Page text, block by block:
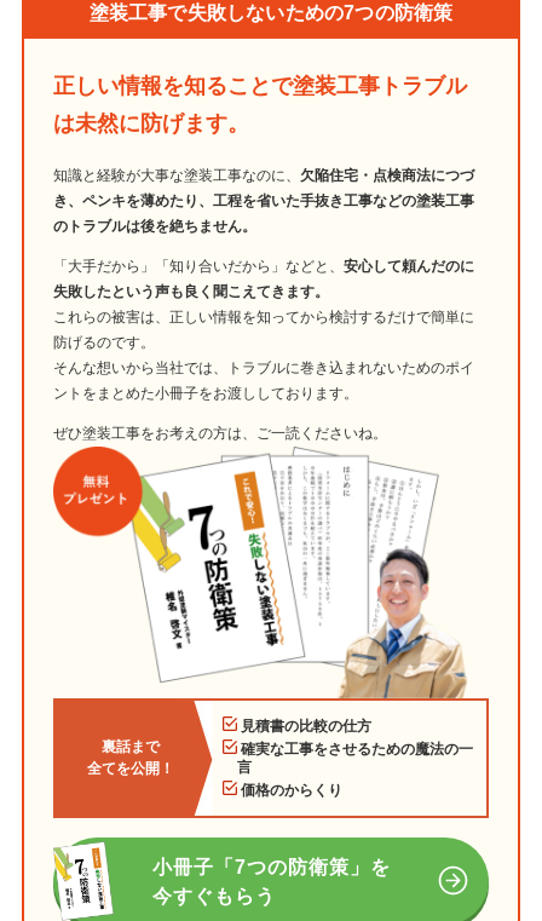
塗装工事で失敗しないための7つの防衛策
正しい情報を知ることで塗装工事トラブル
は未然に防げます。
知識と経験が大事な塗装工事なのに、 欠陥住宅・点検商法につづ
き、ペンキを薄めたり、工程を省いた手抜き工事などの塗装工事
のトラブルは後を絶ちません。
「大手だから」「知り合いだから」などと、安心して頼んだのに
失敗したという声も良く聞こえてきます。
これらの被害は、正しい情報を知ってから検討するだけで簡単に
防げるのです。
そんな想いから当社では、トラブルに巻き込まれないためのポイ
ントをまとめた小冊子をお渡ししております。
ぜひ塗装工事をお考えの方は、ご一読くださいね。
裏話まで
全てを公開！
見積書の比較の仕方
確実な工事をさせるための魔法の一
言
価格のからくり
小冊子「7つの防衛策」を
今すぐもらう